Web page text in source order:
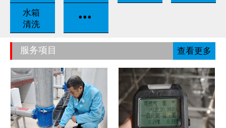
固化
漆
保洁
打磨
水箱
清洗
...
服务项目 查看更多